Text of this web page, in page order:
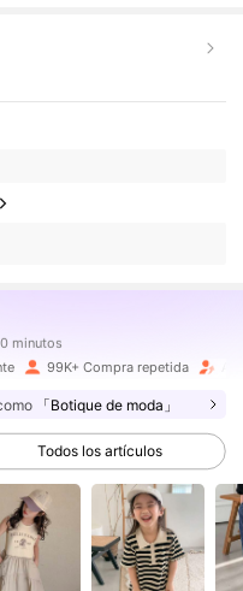
99K+ Compra repetida
「Botique de moda」
Todos los artículos